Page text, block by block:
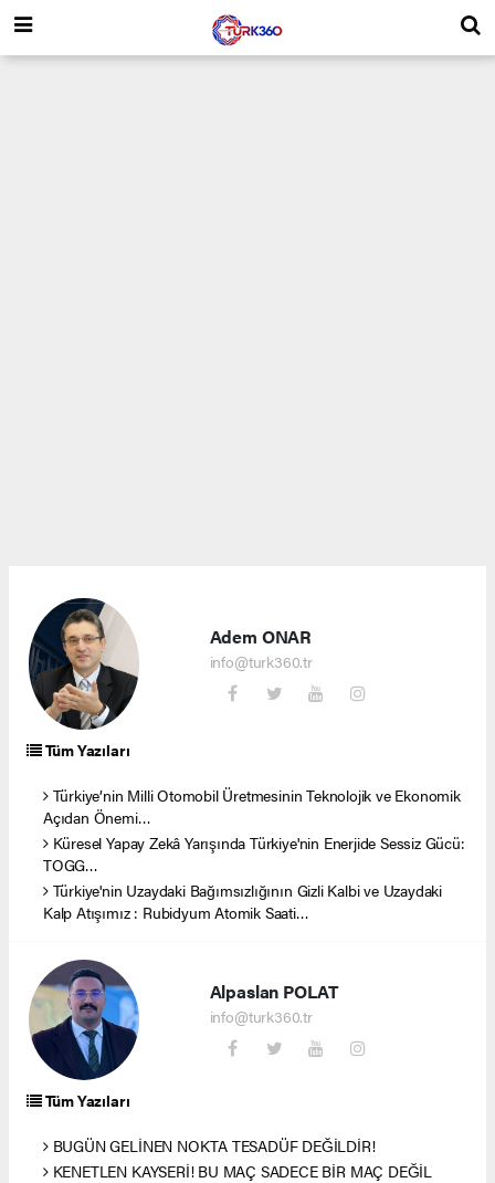
Adem ONAR
info@turk360.tr
Tüm Yazıları
Türkiye’nin Milli Otomobil Üretmesinin Teknolojik ve Ekonomik
Açıdan Önemi…
Küresel Yapay Zekâ Yarışında Türkiye'nin Enerjide Sessiz Gücü:
TOGG…
Türkiye'nin Uzaydaki Bağımsızlığının Gizli Kalbi ve Uzaydaki
Kalp Atışımız : Rubidyum Atomik Saati…
Alpaslan POLAT
info@turk360.tr
Tüm Yazıları
BUGÜN GELİNEN NOKTA TESADÜF DEĞİLDİR!
KENETLEN KAYSERİ! BU MAÇ SADECE BİR MAÇ DEĞİL